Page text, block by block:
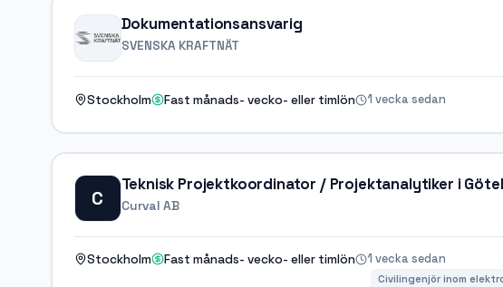
Dokumentationsansvarig
SVENSKA KRAFTNÄT
Stockholm Fast månads- vecko- eller timlön 1 vecka sedan
C
Teknisk Projektkoordinator / Projektanalytiker i
Curval AB
Stockholm Fast månads- vecko- eller timlön 1 vecka sedan
Civilingenjör inom